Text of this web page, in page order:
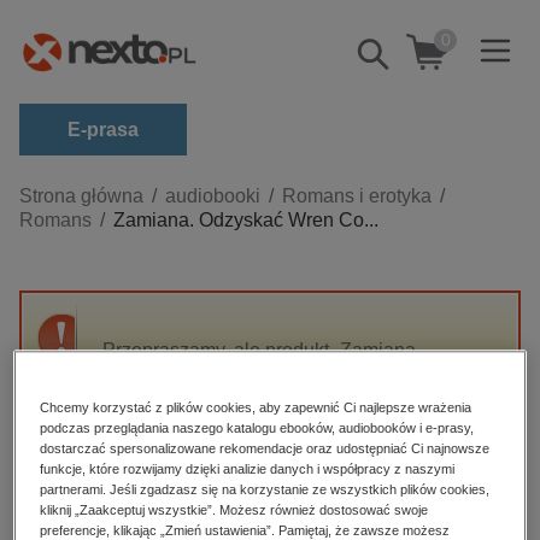
Pokaż/schowaj
wyszukiwarkę
0
E-prasa
Kategorie
Zobacz wszystkie E-prasa
budownictwo, aranżacja wnętrz
darmowe wydania
edukacja
hobby, sport, rozrywka
komputery, internet, technologie, informatyka
Strona główna audiobooki
Romans i erotyka
Romans
Zamiana. Odzyskać Wren Co...
Przepraszamy, ale produkt „Zamiana.
High-contrast mode
Polecane
Chcemy korzystać z plików cookies, aby zapewnić Ci najlepsze wrażenia
podczas przeglądania naszego katalogu ebooków, audiobooków i e-prasy,
dostarczać spersonalizowane rekomendacje oraz udostępniać Ci najnowsze
funkcje, które rozwijamy dzięki analizie danych i współpracy z naszymi
partnerami. Jeśli zgadzasz się na korzystanie ze wszystkich plików cookies,
kliknij „Zaakceptuj wszystkie”. Możesz również dostosować swoje
preferencje, klikając „Zmień ustawienia”. Pamiętaj, że zawsze możesz